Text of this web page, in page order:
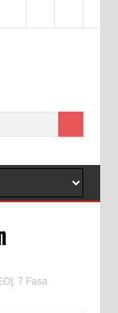
7 Fasa